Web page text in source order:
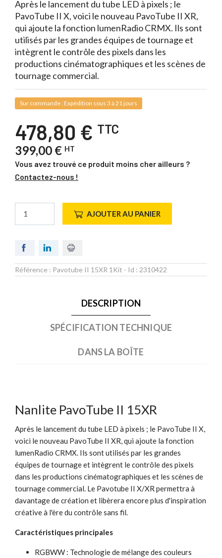
Après le lancement du tube LED à pixels ; le
PavoTube II X, voici le nouveau PavoTube II XR,
qui ajoute la fonction lumenRadio CRMX. Ils sont
utilisés par les grandes équipes de tournage et
intègrent le contrôle des pixels dans les
productions cinématographiques et les scènes de
tournage commercial.
Sur commande : Expédition sous 3 à 21 jours
478,80 € TTC
399,00 € HT
Vous avez trouvé ce produit moins cher ailleurs ?
Contactez-nous !
AJOUTER AU PANIER
Référence : Pavotube II 15XR 1Kit - Id : 2310422
DESCRIPTION
SPÉCIFICATION TECHNIQUE
DANS LA BOÎTE
Nanlite PavoTube II 15XR
Après le lancement du tube LED à pixels ; le PavoTube II X,
voici le nouveau PavoTube II XR, qui ajoute la fonction
lumenRadio CRMX. Ils sont utilisés par les grandes
équipes de tournage et intègrent le contrôle des pixels
dans les productions cinématographiques et les scènes de
tournage commercial. Le Pavotube II X/XR permettra à
davantage de création et libèrera encore plus d'inspiration
créative à l'ère du contrôle sans fil.
Caractéristiques principales
RGBWW : Technologie de mélange des couleurs